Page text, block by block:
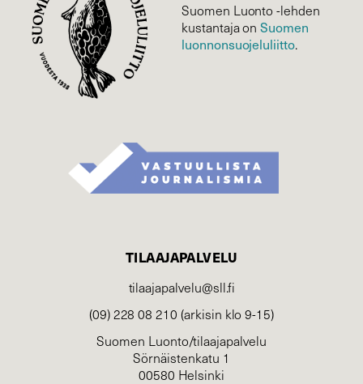
Suomen Luonto -lehden
kustantaja onSuomen
luonnonsuojelu­liitto.
TILAAJAPALVELU
tilaajapalvelu@sll.fi
(09) 228 08 210 (arkisin klo 9-15)
Suomen Luonto/tilaajapalvelu
Sörnäistenkatu 1
00580 Helsinki